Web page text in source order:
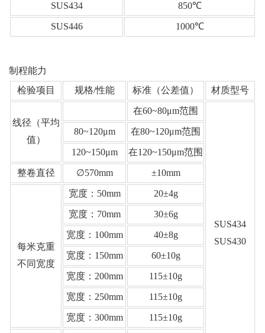
SUS434 850℃
SUS446 1000℃
制程能力
检验项目
规格/性能 标准（公差值） 材质型号
线径（平均
值）
在60~80μm范围
SUS434
SUS430
80~120μm 在80~120μm范围
120~150μm 在120~150μm范围
整卷直径 ∅570mm ±10mm
每米克重
不同宽度
宽度：50mm 20±4g
宽度：70mm 30±6g
宽度：100mm 40±8g
宽度：150mm 60±10g
宽度：200mm 115±10g
宽度：250mm 115±10g
宽度：300mm 115±10g